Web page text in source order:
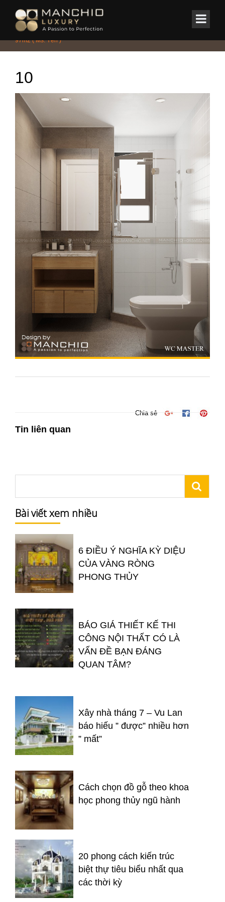
Home/CHUNG CƯ - PENTHOUSE - DUPLEX
Căn hộ Terra An Hưng
97m2 ( Ms. Yến )
10
Chia sẻ
Tin liên quan
Bài viết xem nhiều
6 ĐIỀU Ý NGHĨA KỲ DIỆU
CỦA VÀNG RÒNG
PHONG THỦY
BÁO GIÁ THIẾT KẾ THI
CÔNG NỘI THẤT CÓ LÀ
VẤN ĐỀ BẠN ĐÁNG
QUAN TÂM?
Xây nhà tháng 7 – Vu Lan
báo hiếu ” được” nhiều hơn
” mất”
Cách chọn đồ gỗ theo khoa
học phong thủy ngũ hành
20 phong cách kiến trúc
biệt thự tiêu biểu nhất qua
các thời kỳ